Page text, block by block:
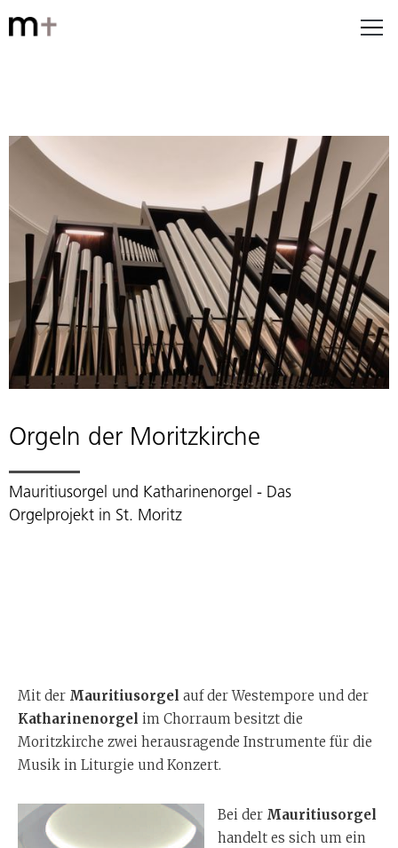
Orgeln der Moritzkirche
Mauritiusorgel und Katharinenorgel - Das
Orgelprojekt in St. Moritz
Mit der Mauritiusorgel auf der Westempore und der
Katharinenorgel im Chorraum besitzt die
Moritzkirche zwei herausragende Instrumente für die
Musik in Liturgie und Konzert.
Bei der Mauritiusorgel
handelt es sich um ein